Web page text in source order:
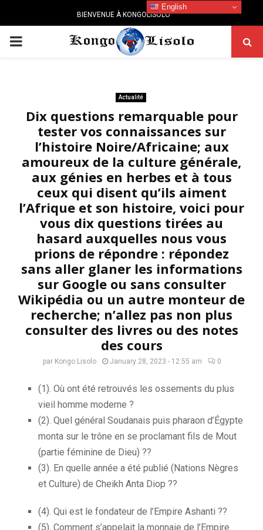
BIENVENUE À KONGOLISOLO
PRIMARY
Actualité
Dix questions remarquable pour
tester vos connaissances sur
l’histoire Noire/Africaine; aux
amoureux de la culture générale,
aux génies en herbes et à tous
ceux qui disent qu’ils aiment
l’Afrique et son histoire, voici pour
vous dix questions tirées au
hasard auxquelles nous vous
prions de répondre : répondez
sans aller glaner les informations
sur Google ou sans consulter
Wikipédia ou un autre monteur de
recherche; n’allez pas non plus
consulter des livres ou des notes
des cours
par Kongo Lisolo January 28, 2023 - 12:55 am 0
(1). Où ont été retrouvés les ossements du plus
vieil homme moderne ?
(2). Quel général Soudanais puis pharaon d’Égypte
monta sur le trône en se proclamant fils de Mout
(partie féminine de Dieu) ??
(3). En quelle année a été publié (Nations Nègres
et Culture) de Cheikh Anta Diop ??
(4). Qui est le fondateur de l’Empire Ashanti ??
(5). Comment s’appelait la monnaie de l’Empire
English